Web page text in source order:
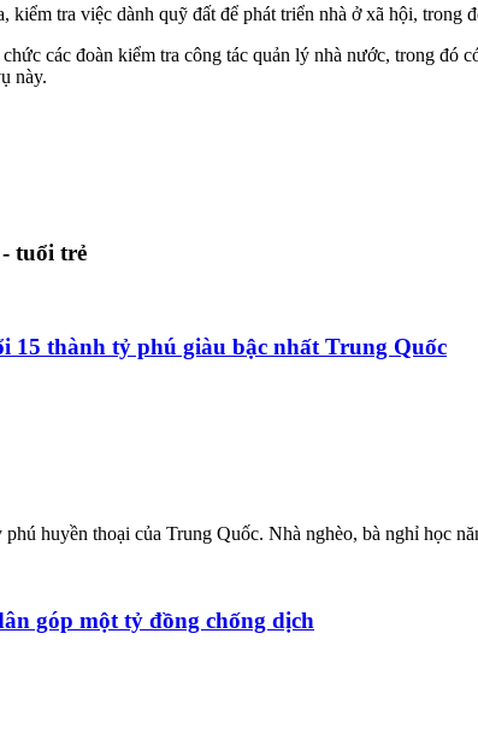
tra việc dành quỹ đất để phát triển nhà ở xã hội, trong
các đoàn kiểm tra công tác quản lý nhà nước, trong
này.
tuổi trẻ
15 thành tỷ phú giàu bậc nhất Trung Quốc
huyền thoại của Trung Quốc. Nhà nghèo, bà nghỉ học
góp một tỷ đồng chống dịch